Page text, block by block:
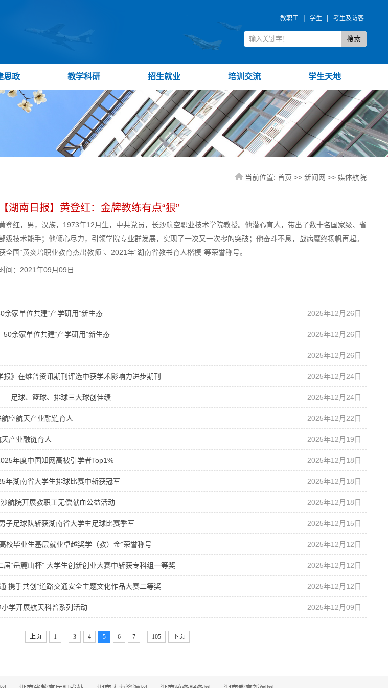
教职工 | 学生 | 考生及访客
思政 教学科研 招生就业 培训交流 学生天地
当前位置: 首页 >> 新闻网 >> 媒体航院
【湖南日报】黄登红：金牌教练有点“狠”
登红，男，汉族，1973年12月生，中共党员，长沙航空职业技术学院教授。他潜心育人，带出了数十名国家级、省
级技术能手；他倾心尽力，引领学院专业群发展，实现了一次又一次零的突破；他奋斗不息，战病魔终扬帆再起。
全国“黄炎培职业教育杰出教师”、2021年“湖南省教书育人楷模”等荣誉称号。
时间：2021年09月09日
余家单位共建“产学研用”新生态 2025年12月26日
50余家单位共建“产学研用”新生态 2025年12月26日
2025年12月26日
报》在维普资讯期刊评选中获学术影响力进步期刊 2025年12月24日
足球、篮球、排球三大球创佳绩 2025年12月24日
航空航天产业融链育人 2025年12月22日
天产业融链育人 2025年12月19日
年度中国知网高被引学者Top1% 2025年12月18日
年湖南省大学生排球比赛中斩获冠军 2025年12月18日
航院开展教职工无偿献血公益活动 2025年12月18日
子足球队斩获湖南省大学生足球比赛季军 2025年12月15日
校毕业生基层就业卓越奖学（教）金”荣誉称号 2025年12月12日
“岳麓山杯” 大学生创新创业大赛中斩获专科组一等奖 2025年12月12日
携手共创”道路交通安全主题文化作品大赛二等奖 2025年12月12日
小学开展航天科普系列活动 2025年12月09日
上页 1 3 4 5 6 7 105 下页